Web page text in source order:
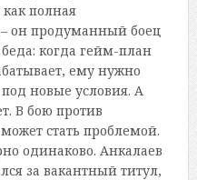
полная
– он продуманный боец
когда гейм-план
ему нужно
новые условия. А
В бою против
стать проблемой.
одинаково. Анкалаев
за вакантный титул,